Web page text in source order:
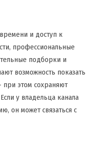
и доступ к
профессиональные
подборки и
возможность показать
этом сохраняют
у владельца канала
он может связаться с